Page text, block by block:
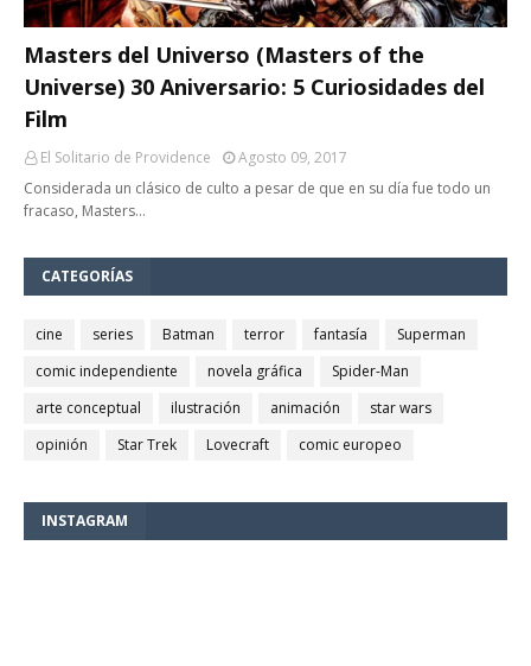
Masters del Universo (Masters of the
Universe) 30 Aniversario: 5 Curiosidades del
Film
El Solitario de Providence
Agosto 09, 2017
Considerada un clásico de culto a pesar de que en su día fue todo un
fracaso, Masters…
CATEGORÍAS
cine series Batman terror fantasía
Superman
comic independiente
novela gráfica
Spider-Man
arte conceptual
ilustración animación
star wars
opinión
Star Trek Lovecraft comic europeo
INSTAGRAM